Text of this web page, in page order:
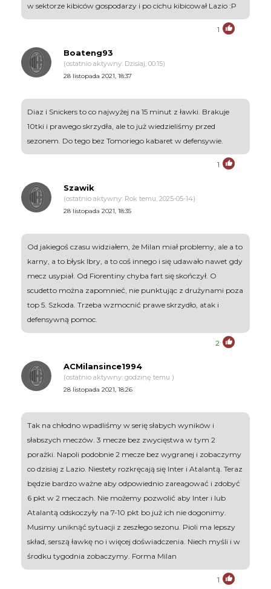
w sektorze kibiców gospodarzy i po cichu kibicował Lazio :P
1
Boateng93
(ostatnio aktywny: Dzisiaj, 00:15)
28 listopada 2021, 18:37
Diaz i Snickers to co najwyżej na 15 minut z ławki. Brakuje
10tki i prawego skrzydła, ale to już wiedzieliśmy przed
sezonem. Do tego bez Tomoriego kabaret w defensywie.
1
Szawik
(ostatnio aktywny: Rok temu, 2025-05-14)
28 listopada 2021, 18:35
Od jakiegoś czasu widziałem, że Milan miał problemy, ale a to
karny, a to błysk Ibry, a to coś innego i się udawało nawet gdy
mecz usypiał. Od Fiorentiny chyba fart się skończył. O
scudetto można zapomnieć, nie punktując z drużynami poza
top 5. Szkoda. Trzeba wzmocnić prawe skrzydło, atak i
defensywną pomoc.
2
ACMilansince1994
(ostatnio aktywny: godzinę temu )
28 listopada 2021, 18:26
Tak na chłodno wpadliśmy w serię słabych wyników i
słabszych meczów. 3 mecze bez zwycięstwa w tym 2
porażki. Napoli podobnie 2 mecze bez wygranej i zobaczymy
co dzisiaj z Lazio. Niestety rozkręcają się Inter i Atalantą. Teraz
będzie bardzo ważne aby odpowiednio zareagować i zdobyć
6 pkt w 2 meczach. Nie możemy pozwolić aby Inter i lub
Atalantą odskoczyły na 7-10 pkt bo już ich nie dogonimy.
Musimy uniknąć sytuacji z zeszłego sezonu. Pioli ma lepszy
skład, serszą ławkę no i więcej doświadczenia. Niech myśli i w
środku tygodnia zobaczymy. Forma Milan
1